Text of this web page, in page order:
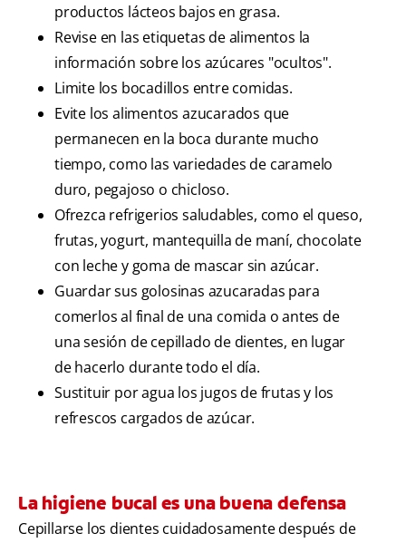
productos lácteos bajos en grasa.
Revise en las etiquetas de alimentos la
información sobre los azúcares "ocultos".
Limite los bocadillos entre comidas.
Evite los alimentos azucarados que
permanecen en la boca durante mucho
tiempo, como las variedades de caramelo
duro, pegajoso o chicloso.
Ofrezca refrigerios saludables, como el queso,
frutas, yogurt, mantequilla de maní, chocolate
con leche y goma de mascar sin azúcar.
Guardar sus golosinas azucaradas para
comerlos al final de una comida o antes de
una sesión de cepillado de dientes, en lugar
de hacerlo durante todo el día.
Sustituir por agua los jugos de frutas y los
refrescos cargados de azúcar.
La higiene bucal es una buena defensa
Cepillarse los dientes cuidadosamente después de